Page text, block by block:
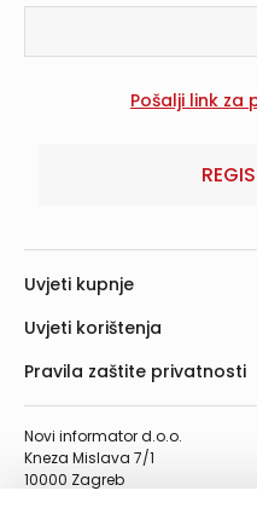
Novi informator d.o.o.
Kneza Mislava 7/1
10000 Zagreb
Uvjeti kupnje
Uvjeti korištenja
Pravila zaštite privatnosti